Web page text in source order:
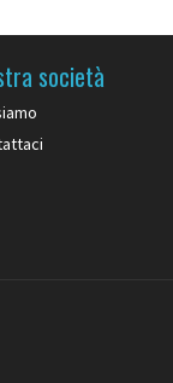
società